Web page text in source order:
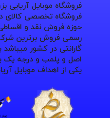
فروشگاه موبایل آریایی
فروشگاه تخصصی کالای
حوزه فروش نقد و
رسمی فروش برترین
گارانتی در کشور
اصل و پلمب و درجه یک
یکی از اهداف موبایل